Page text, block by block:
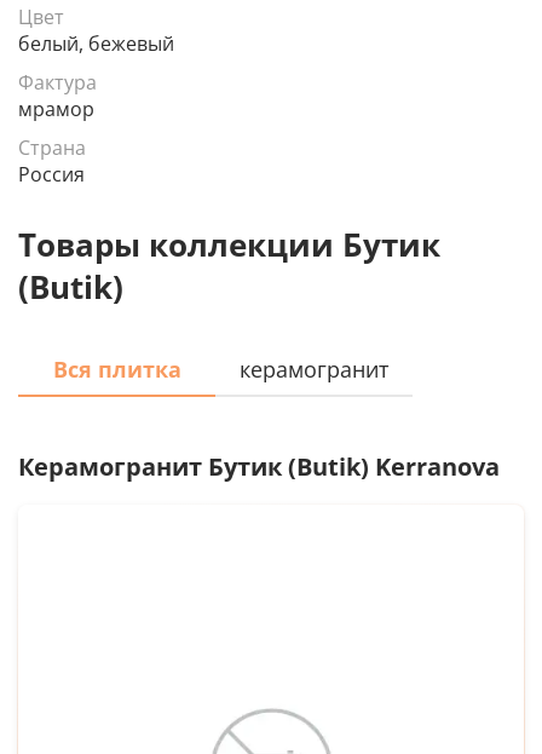
Цвет
белый, бежевый
Фактура
мрамор
Страна
Россия
Товары коллекции Бутик
(Butik)
Вся плитка керамогранит
Керамогранит Бутик (Butik) Kerranova